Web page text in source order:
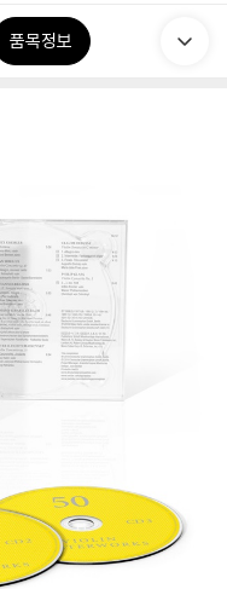
품목정보